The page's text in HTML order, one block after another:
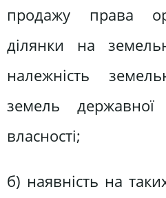
продажу права
ділянки на
належність
земель
власності;
б) наявність на